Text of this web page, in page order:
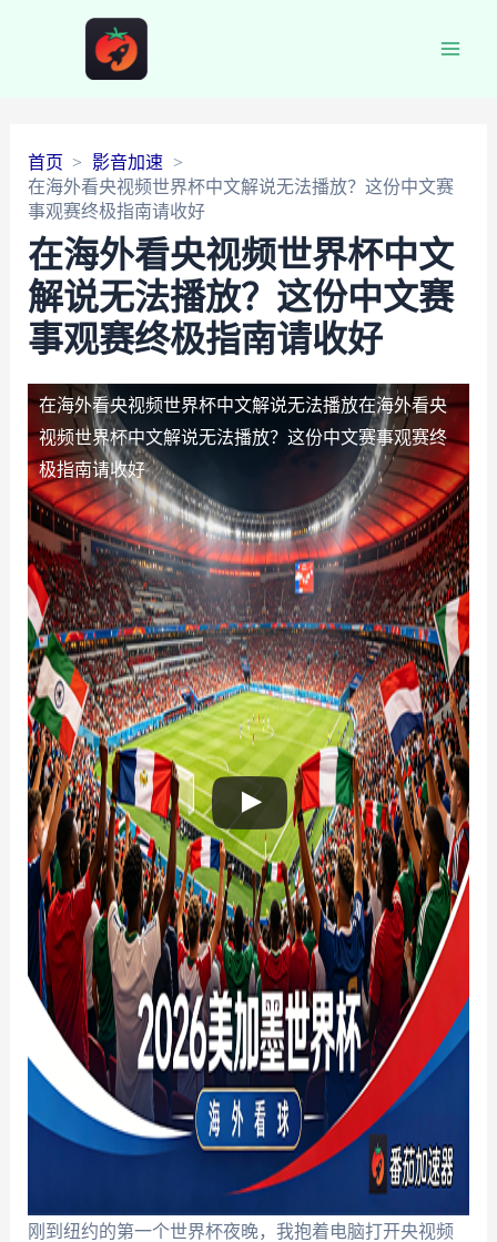
首页
影音加速
在海外看央视频世界杯中文解说无法播放？这份中文赛
事观赛终极指南请收好
在海外看央视频世界杯中文
解说无法播放？这份中文赛
事观赛终极指南请收好
在海外看央视频世界杯中文解说无法播放在海外看央
视频世界杯中文解说无法播放？这份中文赛事观赛终
极指南请收好
刚到纽约的第一个世界杯夜晚，我抱着电脑打开央视频